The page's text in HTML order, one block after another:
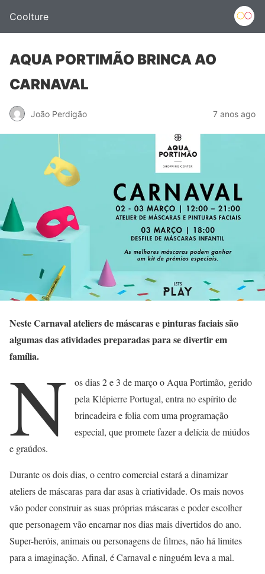
Coolture
AQUA PORTIMÃO BRINCA AO
CARNAVAL
João Perdigão 7 anos ago
Neste Carnaval ateliers de máscaras e pinturas faciais são
algumas das atividades preparadas para se divertir em
família.
N
os dias 2 e 3 de março o Aqua Portimão, gerido
pela Klépierre Portugal, entra no espírito de
brincadeira e folia com uma programação
especial, que promete fazer a delícia de miúdos
e graúdos.
Durante os dois dias, o centro comercial estará a dinamizar
ateliers de máscaras para dar asas à criatividade. Os mais novos
vão poder construir as suas próprias máscaras e poder escolher
que personagem vão encarnar nos dias mais divertidos do ano.
Super-heróis, animais ou personagens de filmes, não há limites
para a imaginação. Afinal, é Carnaval e ninguém leva a mal.